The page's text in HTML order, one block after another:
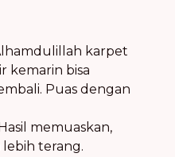
karpet
kemarin bisa
Puas dengan
memuaskan,
terang.